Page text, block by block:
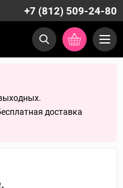
+7 (812) 509-24-80
доставка